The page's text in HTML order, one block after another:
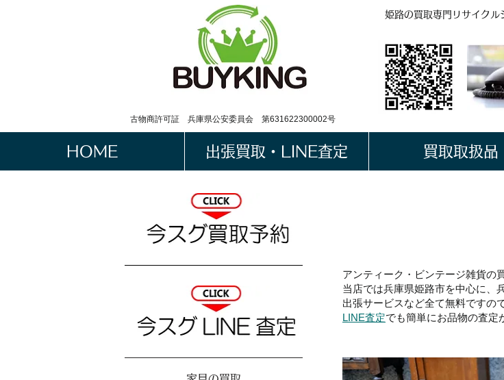
姫路の買取専門リサイクル
BUYKING
LINE QRコード
古物商許可証 兵庫県公安委員会 第631622300002号
HOME 出張買取・LINE査定 買取取扱品
アンティーク・ビンテージ雑貨の
当店では兵庫県姫路市を中心に、
出張サービスなど全て無料ですの
LINE査定でも簡単にお品物の査定